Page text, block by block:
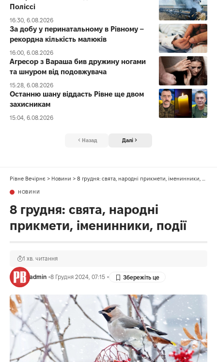
Поліссі
16:30, 6.08.2026
За добу у перинатальному в Рівному –
рекордна кількість малюків
16:00, 6.08.2026
Агресор з Вараша бив дружину ногами
та шнуром від подовжувача
15:28, 6.08.2026
Останню шану віддасть Рівне ще двом
захисникам
15:04, 6.08.2026
Назад Далі
Рівне Вечірнє > Новини > 8 грудня: свята, народні прикмети, іменинники, події
НОВИНИ
8 грудня: свята, народні
прикмети, іменинники, події
admin 8 Грудня 2024, 07:15
1 хв. читання